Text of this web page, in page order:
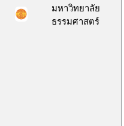
มหาวิทยาลัย
ธรรมศาสตร์